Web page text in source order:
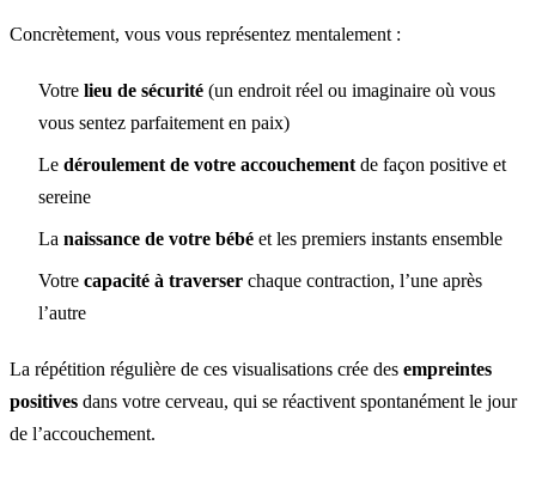
Concrètement, vous vous représentez mentalement :
Votre lieu de sécurité (un endroit réel ou imaginaire où vous
vous sentez parfaitement en paix)
Le déroulement de votre accouchement de façon positive et
sereine
La naissance de votre bébé et les premiers instants ensemble
Votre capacité à traverser chaque contraction, l’une après
l’autre
La répétition régulière de ces visualisations crée des empreintes
positives dans votre cerveau, qui se réactivent spontanément le jour
de l’accouchement.